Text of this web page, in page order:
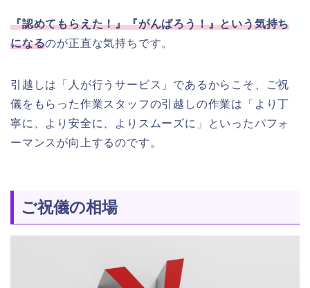
『認めてもらえた！』『がんばろう！』という気持ち
になるのが正直な気持ちです。
引越しは「人が行うサービス」であるからこそ、ご祝
儀をもらった作業スタッフの引越しの作業は「より丁
寧に、より安全に、よりスムーズに」といったパフォ
ーマンスが向上するのです。
ご祝儀の相場